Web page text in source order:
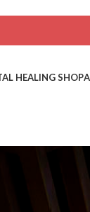
HEALING SHOP